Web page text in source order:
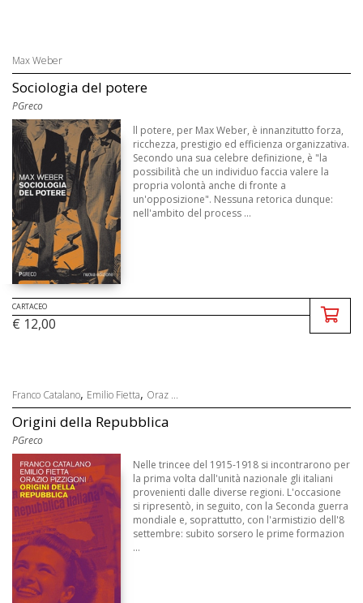
Max Weber
Sociologia del potere
PGreco
ll potere, per Max Weber, è innanzitutto forza,
ricchezza, prestigio ed efficienza organizzativa.
Secondo una sua celebre definizione, è "la
possibilità che un individuo faccia valere la
propria volontà anche di fronte a
un'opposizione". Nessuna retorica dunque:
nell'ambito del process ...
CARTACEO
€ 12,00
Franco Catalano, Emilio Fietta, Oraz ...
Origini della Repubblica
PGreco
Nelle trincee del 1915-1918 si incontrarono per
la prima volta dall'unità nazionale gli italiani
provenienti dalle diverse regioni. L'occasione
si ripresentò, in seguito, con la Seconda guerra
mondiale e, soprattutto, con l'armistizio dell'8
settembre: subito sorsero le prime formazion
...